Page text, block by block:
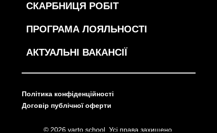
СКАРБНИЦЯ РОБІТ
ПРОГРАМА ЛОЯЛЬНОСТІ
АКТУАЛЬНІ ВАКАНСІЇ
Політика конфіденційності
Договір публічної оферти
© 2026 varto.school. Усі права захищено.